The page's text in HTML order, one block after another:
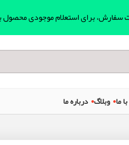
ما وبلاگ درباره ما
سفارش، برای استعلام موجودی محصول